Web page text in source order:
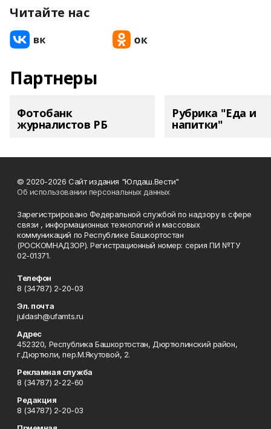
Читайте нас
Партнеры
Фотобанк
журналистов РБ
Рубрика "Еда и
напитки"
© 2020-2026 Сайт издания "Юлдаш.Вести"
Об использовании персональных данных
Зарегистрировано Федеральной службой по надзору в сфере
связи , информационных технологий и массовых
коммуникаций по Республике Башкортостан
(РОСКОМНАДЗОР). Регистрационный номер: серия ПИ №ТУ
02-01371.
Телефон
8 (34787) 2-20-03
Эл. почта
juldash@ufamts.ru
Адрес
452320, Республика Башкортостан, Дюртюлинский район,
г.Дюртюли, пер.М.Якутовой, 2.
Рекламная служба
8 (34787) 2-22-60
Редакция
8 (34787) 2-20-03